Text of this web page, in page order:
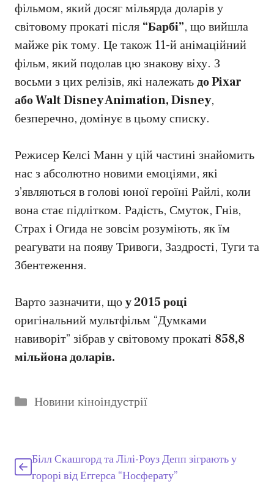
фільмом, який досяг мільярда доларів у
світовому прокаті після “Барбі”, що вийшла
майже рік тому. Це також 11-й анімаційний
фільм, який подолав цю знакову віху. З
восьми з цих релізів, які належатьдо Pixar
або Walt Disney Animation, Disney,
безперечно, домінує в цьому списку.
Режисер Келсі Манн у цій частині знайомить
нас з абсолютно новими емоціями, які
з’являються в голові юної героїні Райлі, коли
вона стає підлітком. Радість, Смуток, Гнів,
Страх і Огида не зовсім розуміють, як їм
реагувати на появу Тривоги, Заздрості, Туги та
Збентеження.
Варто зазначити, щоу 2015 році
оригінальний мультфільм “Думками
навиворіт” зібрав у світовому прокаті 858,8
мільйона доларів.
Категорії
Новини кіноіндустрії
Білл Скашгорд та Лілі-Роуз Депп зіграють у
горорі від Еггерса “Носферату”